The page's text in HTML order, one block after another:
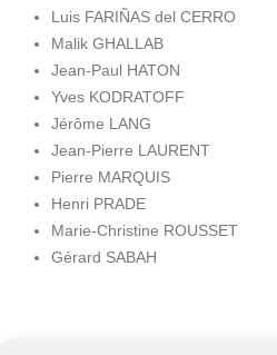
Luis FARIÑAS del CERRO
Malik GHALLAB
Jean-Paul HATON
Yves KODRATOFF
Jérôme LANG
Jean-Pierre LAURENT
Pierre MARQUIS
Henri PRADE
Marie-Christine ROUSSET
Gérard SABAH